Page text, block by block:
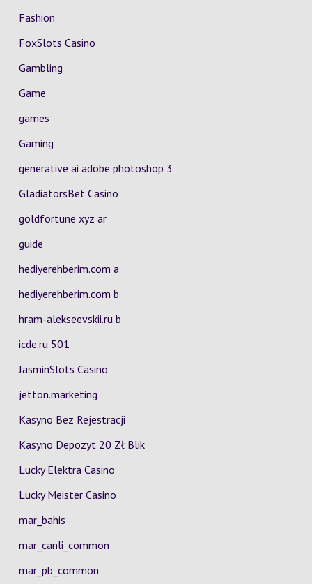
Fashion
FoxSlots Casino
Gambling
Game
games
Gaming
generative ai adobe photoshop 3
GladiatorsBet Casino
goldfortune xyz ar
guide
hediyerehberim.com a
hediyerehberim.com b
hram-alekseevskii.ru b
icde.ru 501
JasminSlots Casino
jetton.marketing
Kasyno Bez Rejestracji
Kasyno Depozyt 20 Zł Blik
Lucky Elektra Casino
Lucky Meister Casino
mar_bahis
mar_canli_common
mar_pb_common